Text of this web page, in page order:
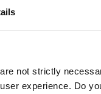
not strictly
experience. Do